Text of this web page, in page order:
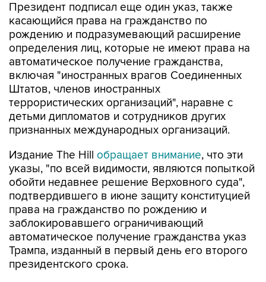
Президент подписал еще один указ, также
касающийся права на гражданство по
рождению и подразумевающий расширение
определения лиц, которые не имеют права на
автоматическое получение гражданства,
включая "иностранных врагов Соединенных
Штатов, членов иностранных
террористических организаций", наравне с
детьми дипломатов и сотрудников других
признанных международных организаций.
Издание The Hill обращает внимание, что эти
указы, "по всей видимости, являются попыткой
обойти недавнее решение Верховного суда",
подтвердившего в июне защиту конституцией
права на гражданство по рождению и
заблокировавшего ограничивающий
автоматическое получение гражданства указ
Трампа, изданный в первый день его второго
президентского срока.